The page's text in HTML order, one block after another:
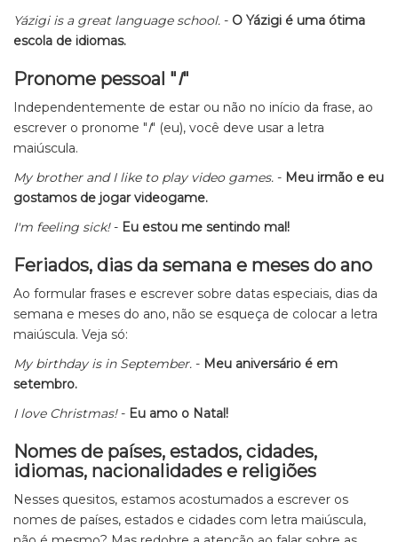
Yázigiis a great language school. - O Yázigi é uma ótima
escola de idiomas.
Pronome pessoal "I"
Independentemente de estar ou não no início da frase, ao
escrever o pronome "I" (eu), você deve usar a letra
maiúscula.
My brother andIlike to play video games. - Meu irmão e eu
gostamos de jogar videogame.
I'm feeling sick!- Eu estou me sentindo mal!
Feriados, dias da semana e meses do ano
Ao formular frases e escrever sobre datas especiais, dias da
semana e meses do ano, não se esqueça de colocar a letra
maiúscula. Veja só:
My birthday is in September. - Meu aniversário é em
setembro.
I love Christmas!- Eu amo o Natal!
Nomes de países, estados, cidades,
idiomas, nacionalidades e religiões
Nesses quesitos, estamos acostumados a escrever os
nomes de países, estados e cidades com letra maiúscula,